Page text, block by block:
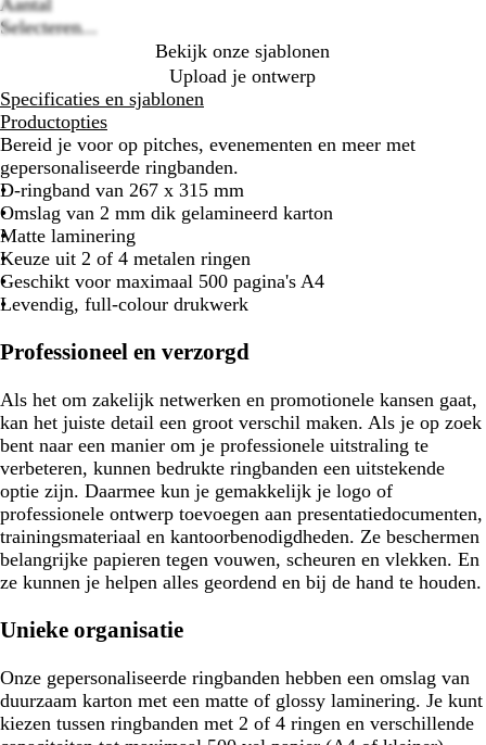
Aantal
Selecteren...
Bekijk onze sjablonen
Upload je ontwerp
Specificaties en sjablonen
Productopties
Bereid je voor op pitches, evenementen en meer met
gepersonaliseerde ringbanden.
D-ringband van 267 x 315 mm
Omslag van 2 mm dik gelamineerd karton
Matte laminering
Keuze uit 2 of 4 metalen ringen
Geschikt voor maximaal 500 pagina's A4
Levendig, full-colour drukwerk
Professioneel en verzorgd
Als het om zakelijk netwerken en promotionele kansen gaat,
kan het juiste detail een groot verschil maken. Als je op zoek
bent naar een manier om je professionele uitstraling te
verbeteren, kunnen bedrukte ringbanden een uitstekende
optie zijn. Daarmee kun je gemakkelijk je logo of
professionele ontwerp toevoegen aan presentatiedocumenten,
trainingsmateriaal en kantoorbenodigdheden. Ze beschermen
belangrijke papieren tegen vouwen, scheuren en vlekken. En
ze kunnen je helpen alles geordend en bij de hand te houden.
Unieke organisatie
Onze gepersonaliseerde ringbanden hebben een omslag van
duurzaam karton met een matte of glossy laminering. Je kunt
kiezen tussen ringbanden met 2 of 4 ringen en verschillende